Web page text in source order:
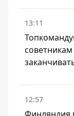
13:11
12:57